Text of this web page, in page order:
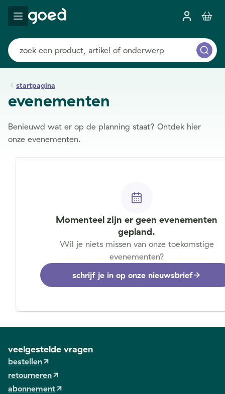
startpagina
evenementen
Benieuwd wat er op de planning staat? Ontdek hier
onze evenementen.
Momenteel zijn er geen evenementen
gepland.
Wil je niets missen van onze toekomstige
evenementen?
schrijf je in op onze nieuwsbrief
veelgestelde vragen
bestellen
retourneren
abonnement